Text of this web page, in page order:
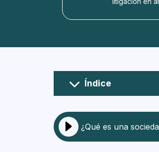
Índice
¿Qué es la
¿Cuáles son los
¿Qué es una